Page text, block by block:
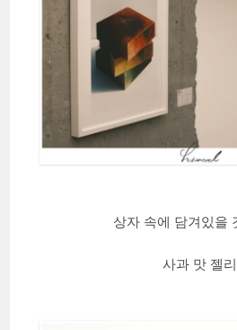
상자 속에 담겨있을
사과 맛 젤